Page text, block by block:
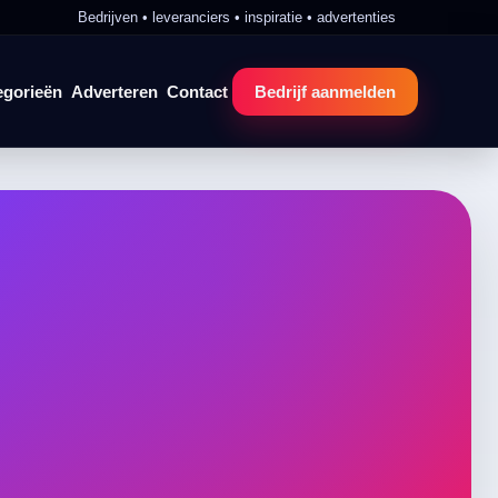
Bedrijven • leveranciers • inspiratie • advertenties
Adverteren Contact Bedrijf aanmelden